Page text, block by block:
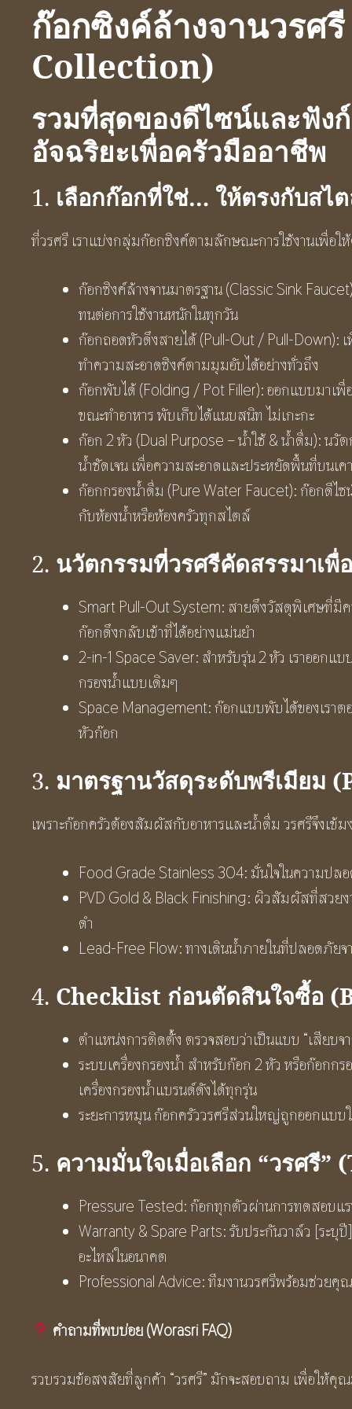
ก๊อกซิงค์ล้างจานวร
Collection)
รวมที่สุดของดีไซน์และฟัง
อัจฉริยะเพื่อครัวมืออาชีพ
1. เลือกก๊อกที่ใช่… ให้ตรงกับสไ
ที่วรศรี เราแบ่งกลุ่มก๊อกซิงค์ตามลักษณะการใช้งานเพื่อ
ก๊อกซิงค์ล้างจานมาตรฐาน (Classic Sink
ทนต่อการใช้งานหนักในทุกวัน
ก๊อกถอดหัวดึงสายได้ (Pull-Out / Pull-
ทำความสะอาดซิงค์ตามมุมอับได้อย่างทั่วถึง
ก๊อกพับได้ (Folding / Pot Filler): ออกแบบมาเ
ขณะทำอาหาร พับเก็บได้แนบสนิท ไม่เกะกะ
ก๊อก 2 หัว (Dual Purpose – น้ำใช้ & น้ำดื่ม): นวั
น้ำชัดเจน เพื่อความสะอาดและประหยัดพื้นที่บนเค
ก๊อกกรองน้ำดื่ม (Pure Water Faucet): ก๊อกดีไซ
กับห้องน้ำหรือห้องครัวทุกสไตล์
2. นวัตกรรมที่วรศรีคัดสรรมา
Smart Pull-Out System: สายดึงวัสดุพิเศษที่มี
ก๊อกดึงกลับเข้าที่ได้อย่างแม่นยำ
2-in-1 Space Saver: สำหรับรุ่น 2 หัว เราออกแ
กรองน้ำแบบเดิมๆ
Space Management: ก๊อกแบบพับได้ของเรา
หัวก๊อก
3. มาตรฐานวัสดุระดับพรีเมียม
เพราะก๊อกครัวต้องสัมผัสกับอาหารและน้ำดื่ม วรศรีจึงเข้ม
Food Grade Stainless 304: มั่นใจในความป
PVD Gold & Black Finishing: ผิวสัมผัสที่สวย
ดำ
Lead-Free Flow: ทางเดินน้ำภายในที่ปลอดภัย
4. Checklist ก่อนตัดสินใจซื้อ
ตำแหน่งการติดตั้ง ตรวจสอบว่าเป็นแบบ “เสียบจ
ระบบเครื่องกรองน้ำ สำหรับก๊อก 2 หัว หรือก๊อกก
เครื่องกรองน้ำแบรนด์ดังได้ทุกรุ่น
ระยะการหมุน ก๊อกครัววรศรีส่วนใหญ่ถูกออกแบ
5. ความมั่นใจเมื่อเลือก “วรศรี
Pressure Tested: ก๊อกทุกตัวผ่านการทดสอบแ
Warranty & Spare Parts: รับประกันวาล์ว [ระบุ
อะไหล่ในอนาคต
Professional Advice: ทีมงานวรศรีพร้อมช่วยคุ
คำถามที่พบบ่อย (Worasri FAQ)
รวบรวมข้อสงสัยที่ลูกค้า “วรศรี” มักจะสอบถาม เพื่อให้คุ